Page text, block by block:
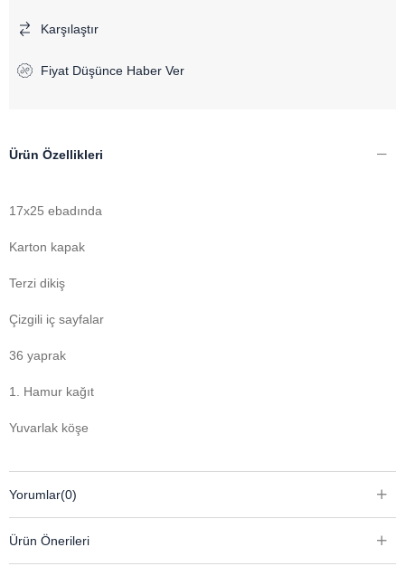
Karşılaştır
Fiyat Düşünce Haber Ver
Ürün Özellikleri
17x25 ebadında
Karton kapak
Terzi dikiş
Çizgili iç sayfalar
36 yaprak
1. Hamur kağıt
Yuvarlak köşe
Yorumlar(0)
Ürün Önerileri